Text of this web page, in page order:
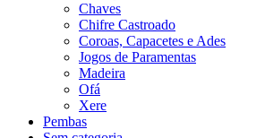
Chaves
Chifre Castroado
Coroas, Capacetes e Ades
Jogos de Paramentas
Madeira
Ofá
Xere
Pembas